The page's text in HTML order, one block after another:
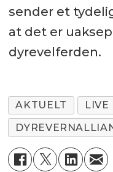
sender et
at det er
dyrevelferden.
AKTUELT LIVE